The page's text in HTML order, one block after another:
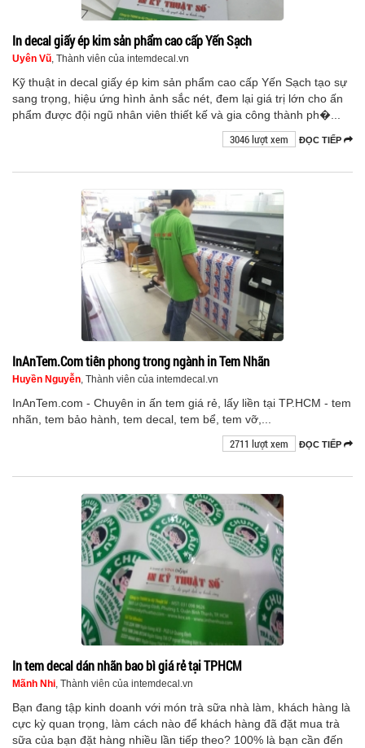
In decal giấy ép kim sản phẩm cao cấp Yến Sạch
Uyên Vũ, Thành viên của intemdecal.vn
Kỹ thuật in decal giấy ép kim sản phẩm cao cấp Yến Sạch tạo sự
sang trọng, hiệu ứng hình ảnh sắc nét, đem lại giá trị lớn cho ấn
phẩm được đội ngũ nhân viên thiết kế và gia công thành ph�...
ĐỌC TIẾP
3046 lượt xem
InAnTem.Com tiên phong trong ngành in Tem Nhãn
Huyền Nguyễn, Thành viên của intemdecal.vn
InAnTem.com - Chuyên in ấn tem giá rẻ, lấy liền tại TP.HCM - tem
nhãn, tem bảo hành, tem decal, tem bể, tem vỡ,...
ĐỌC TIẾP
2711 lượt xem
In tem decal dán nhãn bao bì giá rẻ tại TPHCM
Mãnh Nhi, Thành viên của intemdecal.vn
Bạn đang tập kinh doanh với món trà sữa nhà làm, khách hàng là
cực kỳ quan trọng, làm cách nào để khách hàng đã đặt mua trà
sữa của bạn đặt hàng nhiều lần tiếp theo? 100% là bạn cần đến